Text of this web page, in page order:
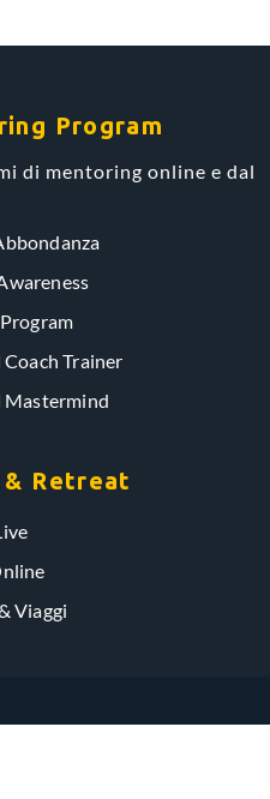
Program
di mentoring online e dal
Trainer
Mastermind
Retreat
Viaggi